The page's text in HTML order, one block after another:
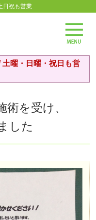
日祝も営業
曜・日曜・祝日も営
を受け、
した